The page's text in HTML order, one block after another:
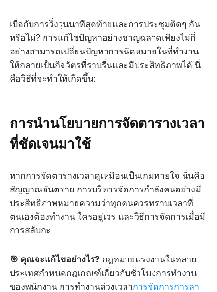
เบื่อกับการวิ่งวุ่นนาทีสุดท้ายและการประชุมติดๆ กัน
หรือไม่? การแก้ไขปัญหาอย่างชาญฉลาดเพียงไม่กี่
อย่างสามารถเปลี่ยนปัญหาการนัดหมายในที่ทำงาน
ให้กลายเป็นกิจวัตรที่ราบรื่นและมีประสิทธิภาพได้ นี่
คือวิธีที่จะทำให้เกิดขึ้น:
การนำนโยบายการจัดตารางเวลา
ที่ชัดเจนมาใช้
หากการจัดตารางเวลาดูเหมือนเป็นเกมทายใจ นั่นคือ
สัญญาณอันตราย การบริหารจัดการกำลังคนอย่างมี
ประสิทธิภาพหมายความว่าทุกคนควรทราบเวลาที่
ตนเองต้องทำงาน ใครอยู่เวร และวิธีการจัดการเมื่อมี
การสลับกะ
🎯 คุณจะแก้ไขอย่างไร? กฎหมายแรงงานในหลาย
ประเทศกำหนดกฎเกณฑ์เกี่ยวกับชั่วโมงการทำงาน
ของพนักงาน การทำงานล่วงเวลาการจัดการการลา